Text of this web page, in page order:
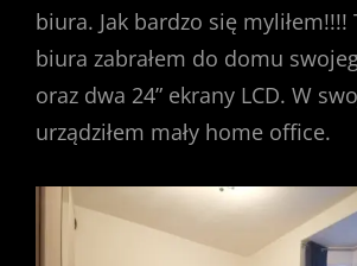
biura. Jak bardzo się myliłem!!!!
biura zabrałem do domu
oraz dwa 24” ekrany LCD. W
urządziłem mały home office.